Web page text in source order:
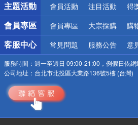
主題活動 會員活動 注目活動 得
會員專區 會員專區 大宗採購 購
客服中心 常見問題 服務公告 意
服務時間： 週一至週日 09:00-21:00，例假日依網
公司地址： 台北市北投區大業路136號5樓 (台灣)